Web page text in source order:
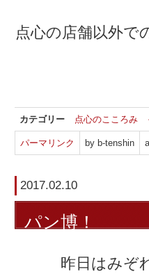
点心の店舗以外で
カテゴリー 点心のこころみ
パーマリンク by b-tenshin
2017.02.10
パン博！
昨日はみぞ